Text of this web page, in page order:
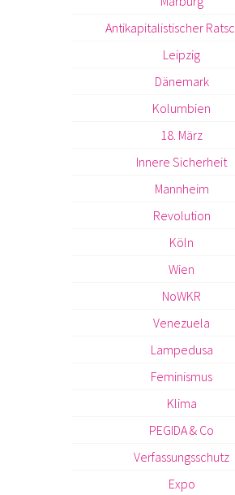
Antikapitalistischer
Leipzig
Dänemark
Kolumbien
18. März
Innere Sicherheit
Mannheim
Revolution
Köln
Wien
NoWKR
Venezuela
Lampedusa
Feminismus
Klima
PEGIDA & Co
Verfassungsschutz
Expo